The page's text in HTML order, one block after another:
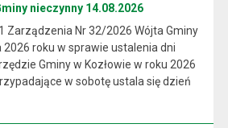
nieczynny 14.08.2026
Zarządzenia Nr 32/2026 Wójta Gminy
2026 roku w sprawie ustalenia dni
Gminy w Kozłowie w roku 2026
w sobotę ustala się dzień